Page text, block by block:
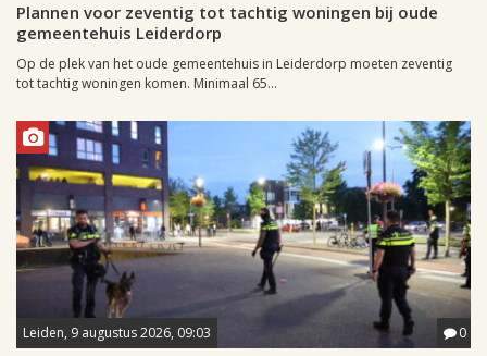
Plannen voor zeventig tot tachtig woningen bij oude
gemeentehuis Leiderdorp
Op de plek van het oude gemeentehuis in Leiderdorp moeten zeventig
tot tachtig woningen komen. Minimaal 65...
Leiden, 9 augustus 2026, 09:03 0